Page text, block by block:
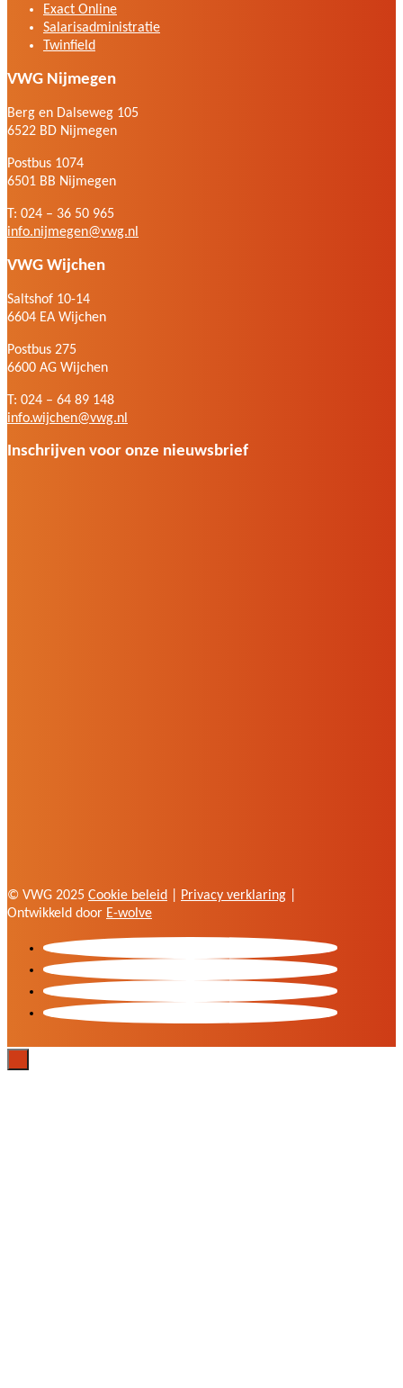
Exact Online
Salarisadministratie
Twinfield
VWG Nijmegen
Berg en Dalseweg 105
6522 BD Nijmegen
Postbus 1074
6501 BB Nijmegen
T: 024 – 36 50 965
info.nijmegen@vwg.nl
VWG Wijchen
Saltshof 10-14
6604 EA Wijchen
Postbus 275
6600 AG Wijchen
T: 024 – 64 89 148
info.wijchen@vwg.nl
Inschrijven voor onze nieuwsbrief
© VWG 2025 Cookie beleid Privacy verklaring
Ontwikkeld door E-wolve